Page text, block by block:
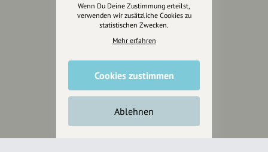
Anakin Design
Unterstütze
unsere Plattform
hey.bayern ist ein Projekt von
uns für unsere Region und
für alle, die uns besuchen
Wenn Du Deine Zustimmung erteilst,
verwenden wir zusätzliche Cookies zu
statistischen Zwecken.
Mehr erfahren
Cookies zustimmen
Ablehnen